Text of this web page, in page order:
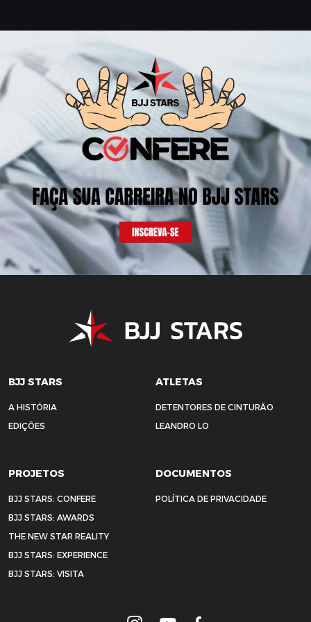
BJJ STARS
A HISTÓRIA
EDIÇÕES
ATLETAS
DETENTORES DE CINTURÃO
LEANDRO LO
PROJETOS
BJJ STARS: CONFERE
BJJ STARS: AWARDS
THE NEW STAR REALITY
BJJ STARS: EXPERIENCE
BJJ STARS: VISITA
DOCUMENTOS
POLÍTICA DE PRIVACIDADE